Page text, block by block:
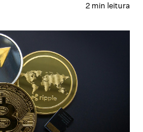
2 min leitura